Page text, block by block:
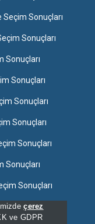
çerez
ve GDPR
Seçim Sonuçları
Sonuçları
Sonuçları
Sonuçları
Sonuçları
Sonuçları
Sonuçları
Sonuçları
Sonuçları